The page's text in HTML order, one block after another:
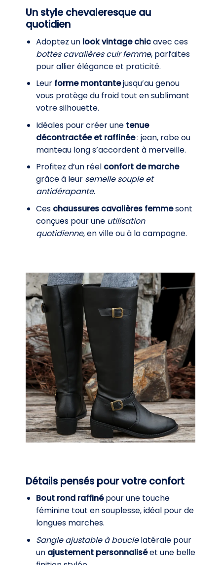
Un style chevaleresque au
quotidien
Adoptez un look vintage chicavec ces
bottes cavalières cuir femme, parfaites
pour allier élégance et praticité.
Leur forme montantejusqu’au genou
vous protège du froid tout en sublimant
votre silhouette.
Idéales pour créer une tenue
décontractée et raffinée: jean, robe ou
manteau long s’accordent à merveille.
Profitez d’un réel confort de marche
grâce à leur semelle souple et
antidérapante.
Ces chaussures cavalières femmesont
conçues pour une utilisation
quotidienne, en ville ou à la campagne.
Détails pensés pour votre confort
Bout rond raffinépour une touche
féminine tout en souplesse, idéal pour de
longues marches.
Sangle ajustable à bouclelatérale pour
un ajustement personnaliséet une belle